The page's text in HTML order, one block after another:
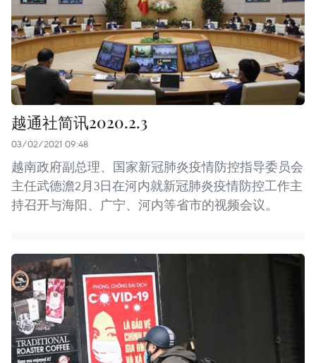
越通社简讯2020.2.3
03/02/2021 09:48
越南政府副总理、国家新冠肺炎疫情防控指导委员会
主任武德澹2月3日在河内就新冠肺炎疫情防控工作主
持召开与海阳、广宁、河内等省市的视频会议。